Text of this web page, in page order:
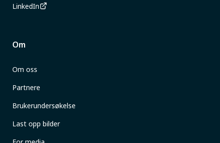
LinkedIn
Om
Om oss
Partnere
Brukerundersøkelse
Last opp bilder